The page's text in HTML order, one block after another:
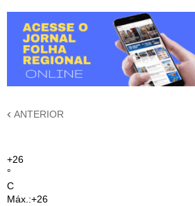
ANTERIOR
+26
°
C
Máx.:+26